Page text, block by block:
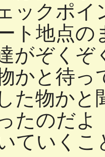
ックポ
ト地点の
がぞく
かと待
た物か
たのだ
ていくこ